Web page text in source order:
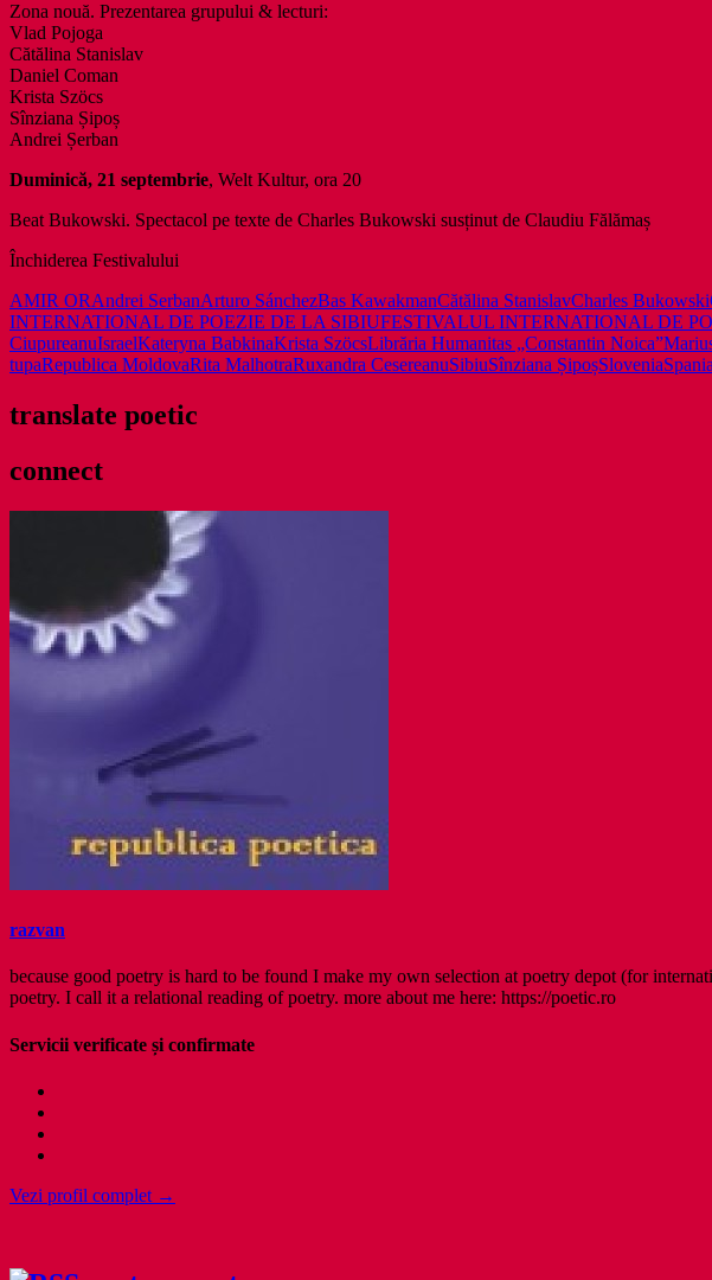
Zona nouă. Prezentarea grupului & lecturi:
Vlad Pojoga
Cătălina Stanislav
Daniel Coman
Krista Szöcs
Sînziana Șipoș
Andrei Șerban
Duminică, 21 septembrie, Welt Kultur, ora 20
Beat Bukowski. Spectacol pe texte de Charles Bukowski susținut de Claudiu Fălămaș
Închiderea Festivalului
AMIR ORAndrei SerbanArturo SánchezBas KawakmanCătălina StanislavCharles Bukowski
INTERNATIONAL DE POEZIE DE LA SIBIUFESTIVALUL INTERNATIONAL DE
CiupureanuIsraelKateryna BabkinaKrista SzöcsLibrăria Humanitas „Constantin Noica”
tupaRepublica MoldovaRita MalhotraRuxandra CesereanuSibiuSînziana ȘipoșSloveniaSpania
translate poetic
connect
razvan
because good poetry is hard to be found I make my own selection at poetry depot (for
poetry. I call it a relational reading of poetry. more about me here: https://poetic.ro
Servicii verificate și confirmate
Vezi profil complet →